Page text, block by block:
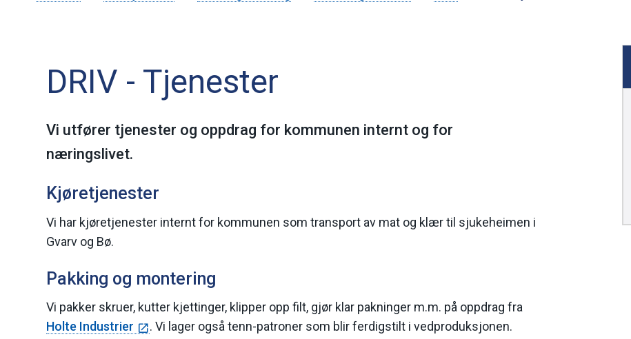
DRIV - Tjenester
Vi utfører tjenester og oppdrag for kommunen internt og for
næringslivet.
Kjøretjenester
Vi har kjøretjenester internt for kommunen som transport av mat og klær til sjukeheimen i
Gvarv og Bø.
Pakking og montering
Vi pakker skruer, kutter kjettinger, klipper opp filt, gjør klar pakninger m.m. på oppdrag fra
Holte Industrier
. Vi lager også tenn-patroner som blir ferdigstilt i vedproduksjonen.